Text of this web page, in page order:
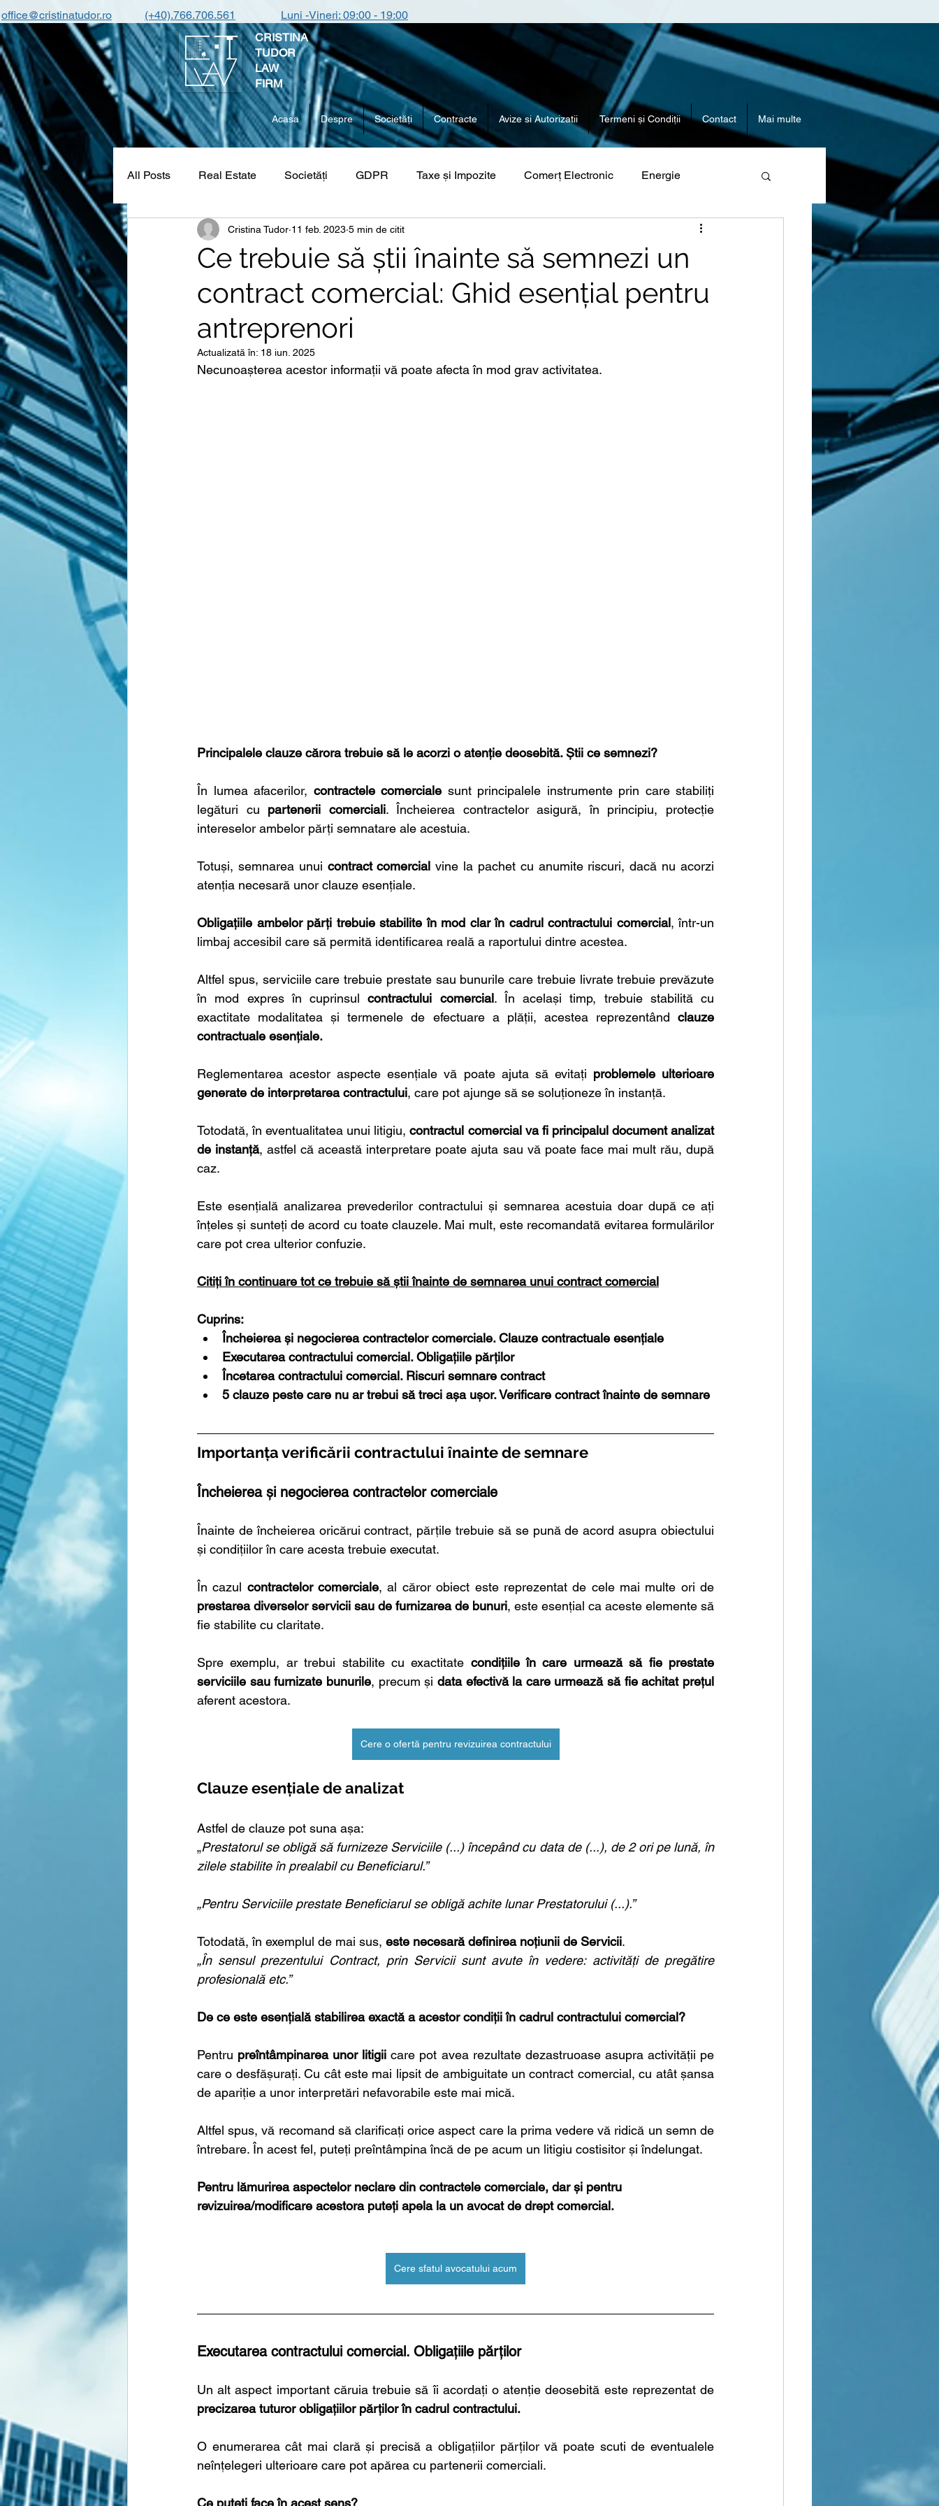
office@cristinatudor.ro (+40).766.706.561
Luni -Vineri: 09:00 - 19:00
CRISTINA
TUDOR
LAW
FIRM
Acasa Despre Societăți Contracte Avize si Autorizatii Termeni și Condiții Contact Mai multe
All Posts Real Estate Societăți GDPR Taxe și Impozite Comerț Electronic Energie
Ce trebuie să știi înainte să semnezi un
contract comercial: Ghid esențial pentru
antreprenori
Cristina Tudor 11 feb. 2023 5 min de citit
Actualizată în: 18 iun. 2025
Necunoașterea acestor informații vă poate afecta în mod grav activitatea.
Principalele clauze cărora trebuie să le acorzi o atenție deosebită. Știi ce semnezi?
În lumea afacerilor, contractele comerciale sunt principalele instrumente prin care stabiliți
legături cu partenerii comerciali. Încheierea contractelor asigură, în principiu, protecție
intereselor ambelor părți semnatare ale acestuia.
Totuși, semnarea unui contract comercial vine la pachet cu anumite riscuri, dacă nu acorzi
atenția necesară unor clauze esențiale.
Obligațiile ambelor părți trebuie stabilite în mod clar în cadrul contractului comercial, într-un
limbaj accesibil care să permită identificarea reală a raportului dintre acestea.
Altfel spus, serviciile care trebuie prestate sau bunurile care trebuie livrate trebuie prevăzute
în mod expres în cuprinsul contractului comercial. În același timp, trebuie stabilită cu
exactitate modalitatea și termenele de efectuare a plății, acestea reprezentând clauze
contractuale esențiale.
Reglementarea acestor aspecte esențiale vă poate ajuta să evitați problemele ulterioare
generate de interpretarea contractului, care pot ajunge să se soluționeze în instanță.
Totodată, în eventualitatea unui litigiu, contractul comercial va fi principalul document analizat
de instanță, astfel că această interpretare poate ajuta sau vă poate face mai mult rău, după
caz.
Este esențială analizarea prevederilor contractului și semnarea acestuia doar după ce ați
înțeles și sunteți de acord cu toate clauzele. Mai mult, este recomandată evitarea formulărilor
care pot crea ulterior confuzie.
Citiți în continuare tot ce trebuie să știi înainte de semnarea unui contract comercial
Cuprins:
Încheierea și negocierea contractelor comerciale. Clauze contractuale esențiale
Executarea contractului comercial. Obligațiile părților
Încetarea contractului comercial. Riscuri semnare contract
5 clauze peste care nu ar trebui să treci așa ușor. Verificare contract înainte de semnare
Importanța verificării contractului înainte de semnare
Încheierea și negocierea contractelor comerciale
Înainte de încheierea oricărui contract, părțile trebuie să se pună de acord asupra obiectului
și condițiilor în care acesta trebuie executat.
În cazul contractelor comerciale
prestarea diverselor servicii sau de furnizarea de bunuri, este esențial ca aceste elemente să
fie stabilite cu claritate.
Spre exemplu, ar trebui stabilite cu exactitate condițiile în care urmează să fie prestate
serviciile sau furnizate bunurile, precum și data efectivă la care urmează să fie achitat prețul
aferent acestora.
Cere o ofertă pentru revizuirea contractului
Clauze esențiale de analizat
Astfel de clauze pot suna așa:
„Prestatorul se obligă să furnizeze Serviciile (...) începând cu data de (...), de 2 ori pe lună, în
zilele stabilite în prealabil cu Beneficiarul.”
„Pentru Serviciile prestate Beneficiarul se obligă achite lunar Prestatorului (...).”
Totodată, în exemplul de mai sus, este necesară definirea noțiunii de Servicii.
„În sensul prezentului Contract, prin Servicii sunt avute în vedere: activități de pregătire
profesională etc.”
De ce este esențială stabilirea exactă a acestor condiții în cadrul contractului comercial?
Pentru preîntâmpinarea unor litigii care pot avea rezultate dezastruoase asupra activității pe
care o desfășurați. Cu cât este mai lipsit de ambiguitate un contract comercial, cu atât șansa
de apariție a unor interpretări nefavorabile este mai mică.
Altfel spus, vă recomand să clarificați orice aspect care la prima vedere vă ridică un semn de
întrebare. În acest fel, puteți preîntâmpina încă de pe acum un litigiu costisitor și îndelungat.
Pentru lămurirea aspectelor neclare din contractele comerciale, dar și pentru
revizuirea/modificare acestora puteți apela la un avocat de drept comercial.
Cere sfatul avocatului acum
Executarea contractului comercial. Obligațiile părților
precizarea tuturor obligațiilor părților în cadrul contractului.
O enumerarea cât mai clară și precisă a obligațiilor părților vă poate scuti de eventualele
neînțelegeri ulterioare care pot apărea cu partenerii comerciali.
Ce puteți face în acest sens?